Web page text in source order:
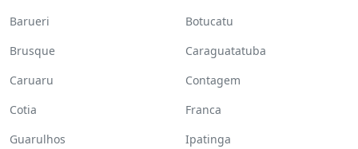
Barueri
Botucatu
Brusque
Caraguatatuba
Caruaru
Contagem
Cotia
Franca
Guarulhos
Ipatinga